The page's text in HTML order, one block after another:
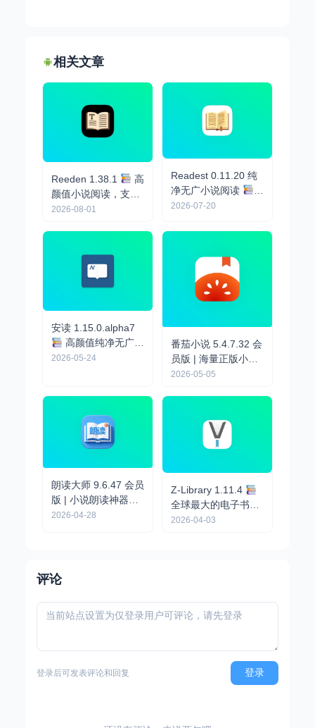
相关文章
Reeden 1.38.1
高
颜值小说阅读，支持
AI朗读，支持
2026-08-01
Readest 0.11.20 纯
净无广小说阅读
免费开源、内置AI朗
2026-07-20
安读 1.15.0.alpha7
高颜值纯净无广小
说阅读，支持朗读听
2026-05-24
番茄小说 5.4.7.32 会
员版 | 海量正版小
说，全品类免费畅读
2026-05-05
朗读大师 9.6.47 会员
版 | 小说朗读神器，
内置超多主播
2026-04-28
Z-Library 1.11.4
全球最大的电子书
库，免费下载
2026-04-03
评论
登录后可发表评论和回复 登录